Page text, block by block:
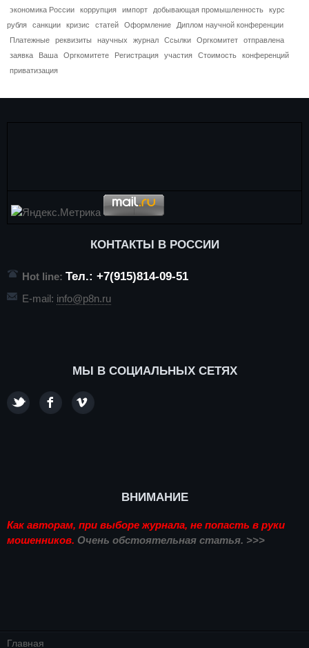
экономика России
коррупция импорт добывающая промышленность
курс
рубля
санкции кризис статей Оформление
Диплом научной конференции
Платежные
реквизиты научных журнал Ссылки Оргкомитет
отправлена
заявка
Ваша Оргкомитете Регистрация участия Стоимость
конференций
приватизация
КОНТАКТЫ В РОССИИ
Hot line: Тел.: +7(915)814-09-51
E-mail: info@p8n.ru
МЫ В СОЦИАЛЬНЫХ СЕТЯХ
ВНИМАНИЕ
Как авторам, при выборе журнала, не попасть в руки
мошенников. Очень обстоятельная статья. >>>
Главная